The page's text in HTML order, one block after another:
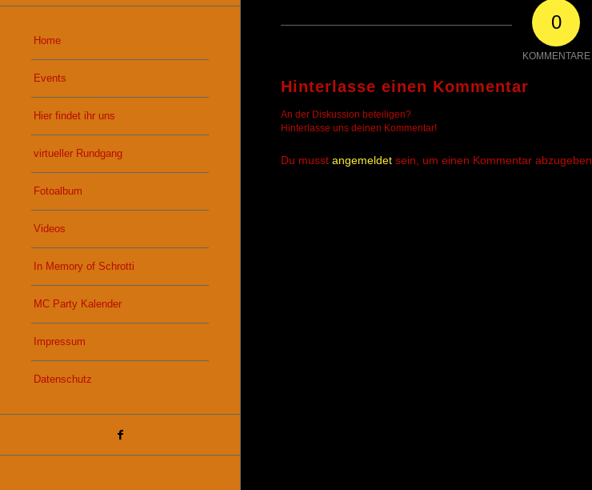
Home
Events
Hier findet ihr uns
virtueller Rundgang
Fotoalbum
Videos
In Memory of Schrotti
MC Party Kalender
Impressum
Datenschutz
0
KOMMENTARE
Hinterlasse einen Kommentar
An der Diskussion beteiligen?
Hinterlasse uns deinen Kommentar!
Du musst angemeldet sein, um einen Kommentar abzugeben.